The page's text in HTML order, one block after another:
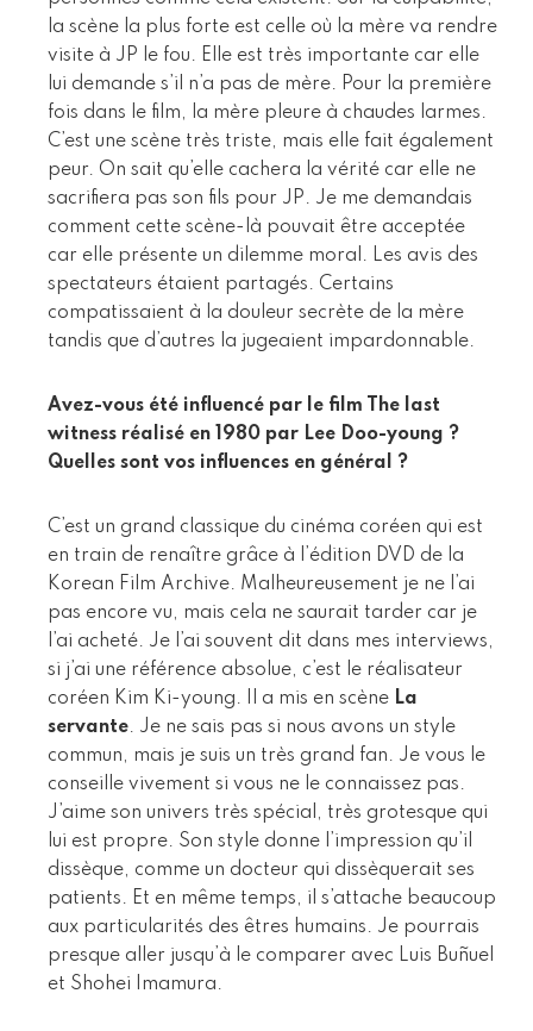
la scène la plus forte est celle où la mère va rendre
visite à JP le fou. Elle est très importante car elle
lui demande s’il n’a pas de mère. Pour la première
fois dans le film, la mère pleure à chaudes larmes.
C’est une scène très triste, mais elle fait également
peur. On sait qu’elle cachera la vérité car elle ne
sacrifiera pas son fils pour JP. Je me demandais
comment cette scène-là pouvait être acceptée
car elle présente un dilemme moral. Les avis des
spectateurs étaient partagés. Certains
compatissaient à la douleur secrète de la mère
tandis que d’autres la jugeaient impardonnable.
Avez-vous été influencé par le film The last
witness réalisé en 1980 par Lee Doo-young ?
Quelles sont vos influences en général ?
C’est un grand classique du cinéma coréen qui est
en train de renaître grâce à l’édition DVD de la
Korean Film Archive. Malheureusement je ne l’ai
pas encore vu, mais cela ne saurait tarder car je
l’ai acheté. Je l’ai souvent dit dans mes interviews,
si j’ai une référence absolue, c’est le réalisateur
coréen Kim Ki-young. Il a mis en scène La
servante. Je ne sais pas si nous avons un style
commun, mais je suis un très grand fan. Je vous le
conseille vivement si vous ne le connaissez pas.
J’aime son univers très spécial, très grotesque qui
lui est propre. Son style donne l’impression qu’il
dissèque, comme un docteur qui dissèquerait ses
patients. Et en même temps, il s’attache beaucoup
aux particularités des êtres humains. Je pourrais
presque aller jusqu’à le comparer avec Luis Buñuel
et Shohei Imamura.